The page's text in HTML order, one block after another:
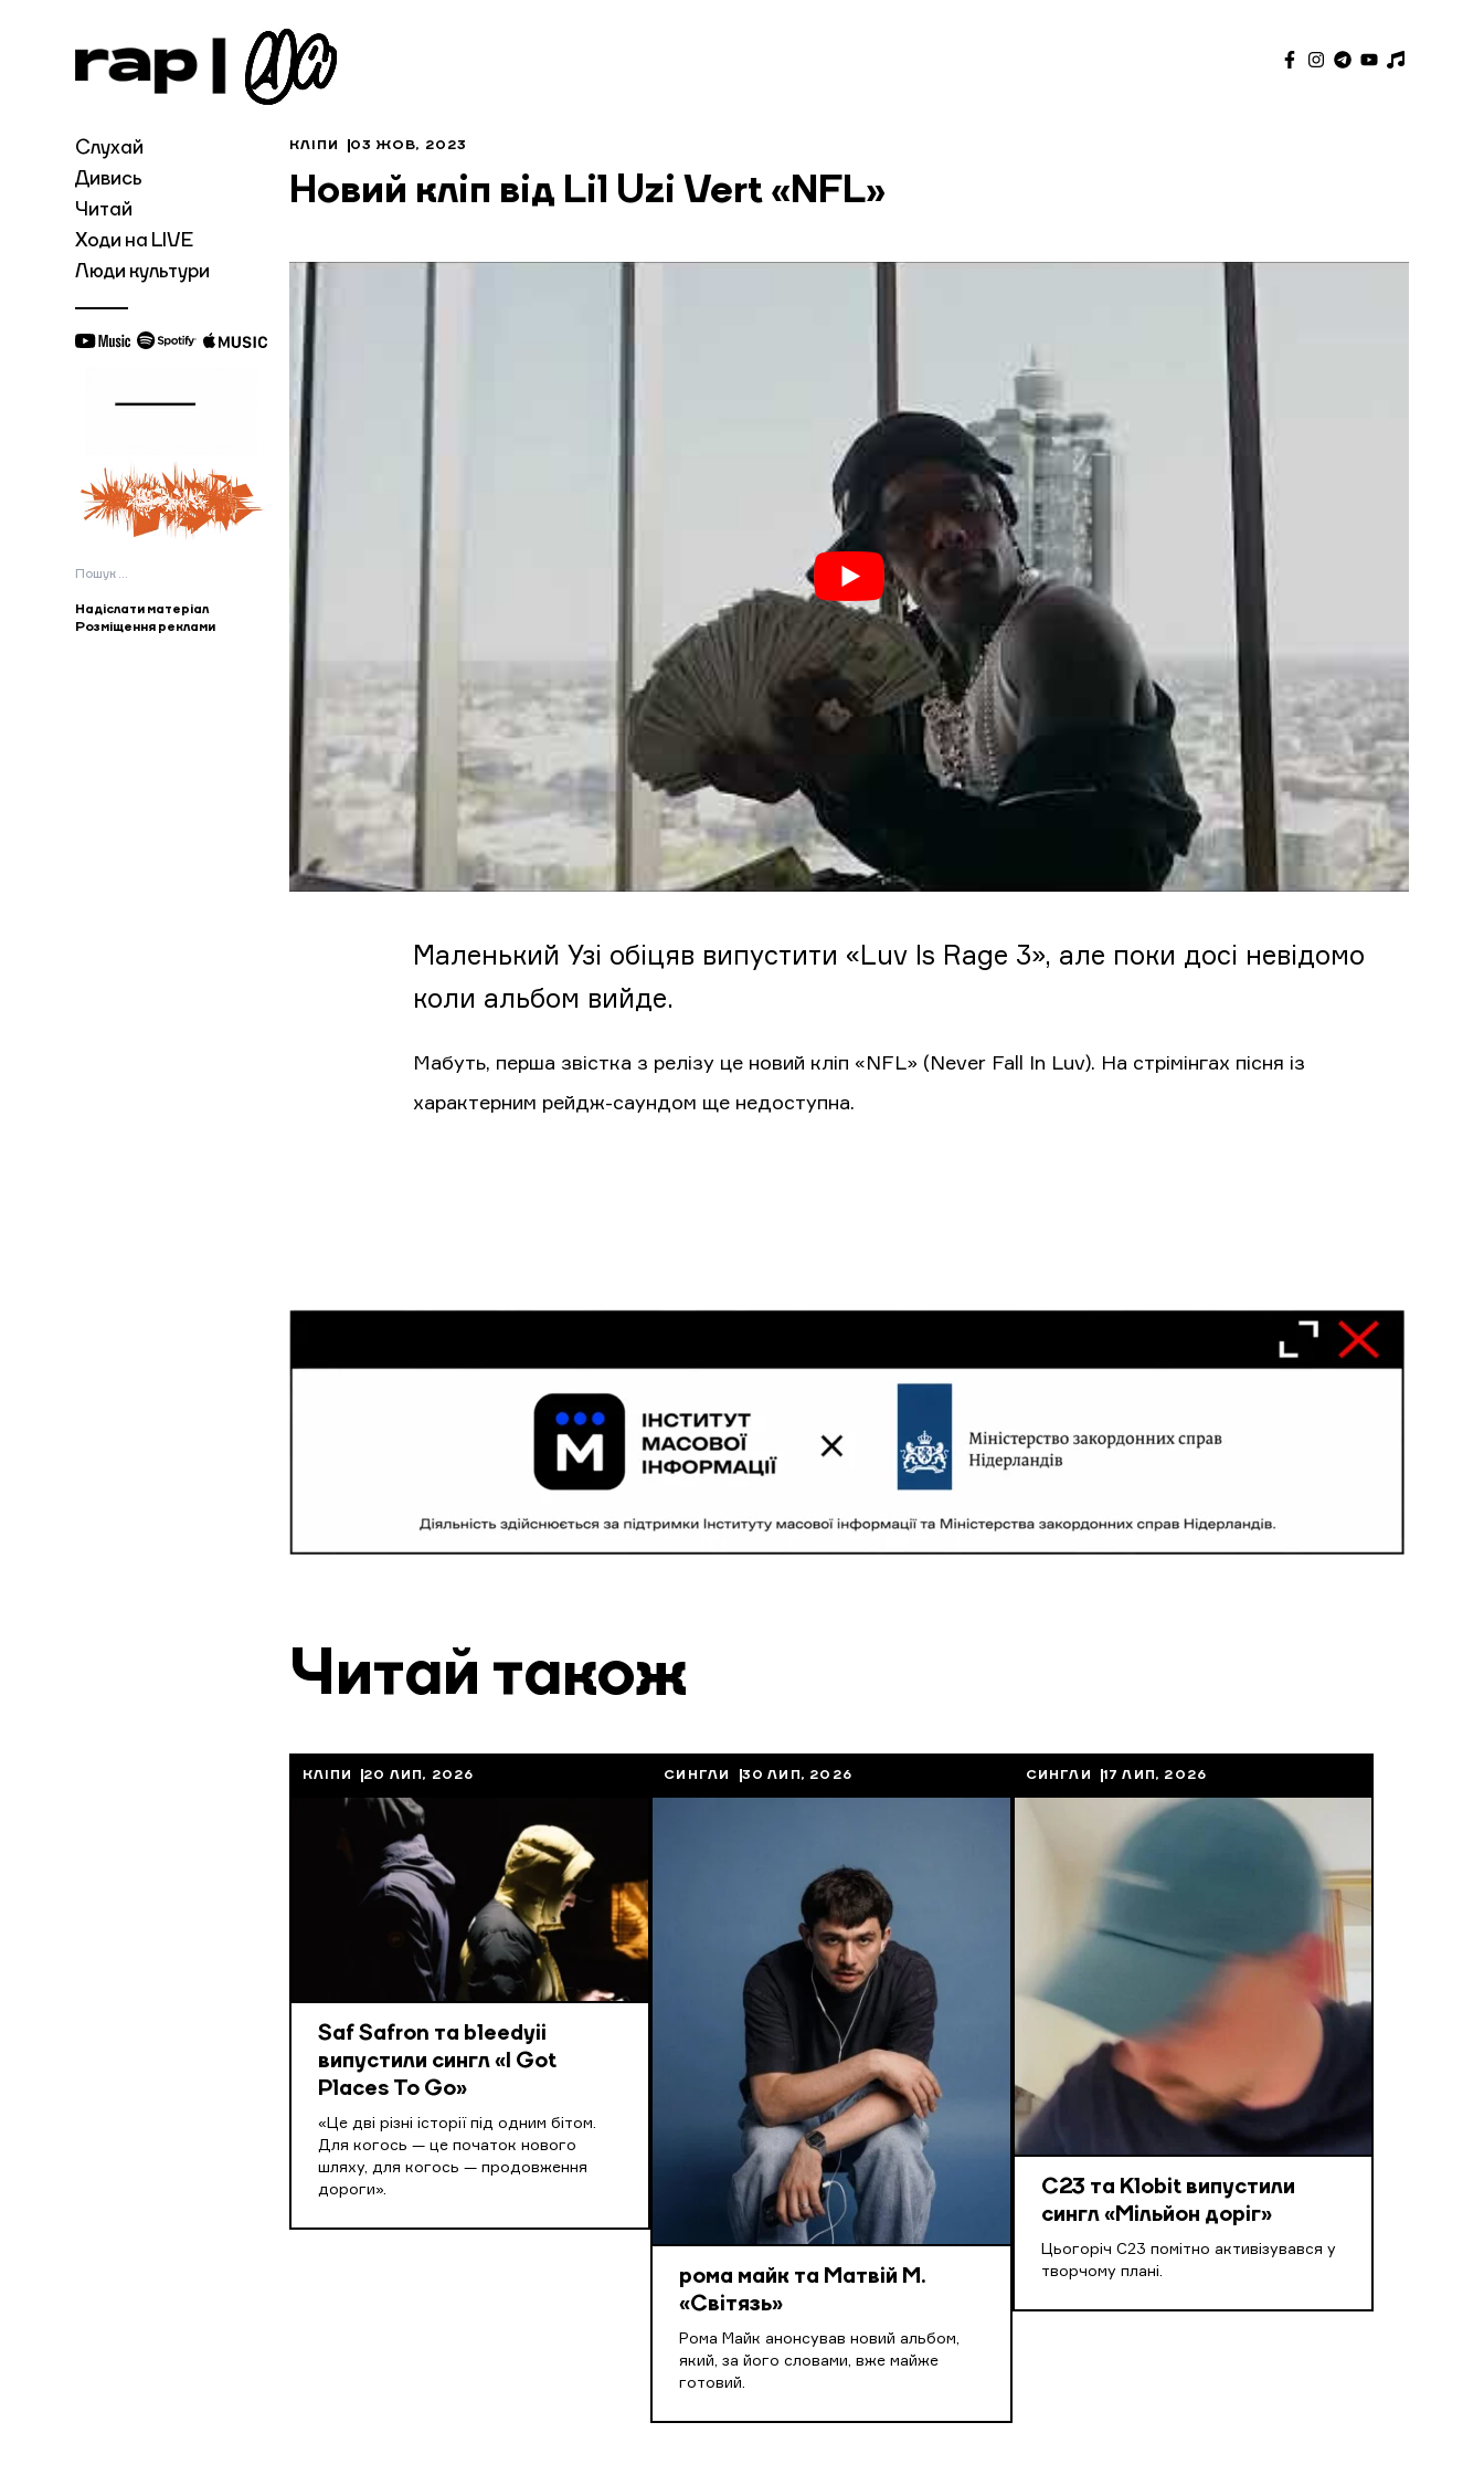
Слухай
Дивись
Читай
Ходи на LIVE
Люди культури
Пошук:
Надіслати матеріал
Розміщення реклами
КЛІПИ 03 ЖОВ, 2023
Новий кліп від Lil Uzi Vert «NFL»
Маленький Узі обіцяв випустити «Luv Is Rage 3», але поки досі невідомо
коли альбом вийде.
Мабуть, перша звістка з релізу це новий кліп «NFL» (Never Fall In Luv). На стрімінгах пісня із
характерним рейдж-саундом ще недоступна.
Читай також
КЛІПИ 20 ЛИП, 2026
Saf Safron та bleedyii
випустили сингл «I Got
Places To Go»
«Це дві різні історії під одним бітом.
Для когось — це початок нового
шляху, для когось — продовження
дороги».
СИНГЛИ 30 ЛИП, 2026
рома майк та Матвій М.
«Світязь»
Рома Майк анонсував новий альбом,
який, за його словами, вже майже
готовий.
СИНГЛИ 17 ЛИП, 2026
С23 та Klobit випустили
сингл «Мільйон доріг»
Цьогоріч С23 помітно активізувався у
творчому плані.